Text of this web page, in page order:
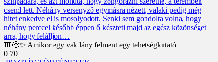
csend lett. Néhány versenyző egymásra nézett, valaki pedig még
hitetlenkedve el is mosolyodott. Senki sem gondolta volna, hogy
néhány perccel később éppen ő készteti majd az egész közönséget
arra, hogy felálljon…
🎹🥺✨ Amikor egy vak lány felment egy tehetségkutató
0 70